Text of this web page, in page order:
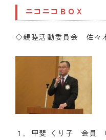
ニコニコＢＯＸ
◇親睦活動委員会 佐々
１．甲斐 くり子 会員